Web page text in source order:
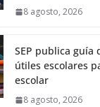
8 agosto, 2026
SEP publica guía
útiles escolares
escolar
8 agosto, 2026